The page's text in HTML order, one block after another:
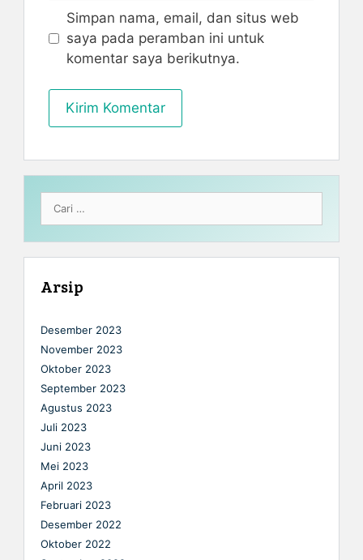
Simpan nama, email, dan situs web
saya pada peramban ini untuk
komentar saya berikutnya.
untuk:
Arsip
Desember 2023
November 2023
Oktober 2023
September 2023
Agustus 2023
Juli 2023
Juni 2023
Mei 2023
April 2023
Februari 2023
Desember 2022
Oktober 2022